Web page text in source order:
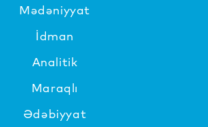
Mədəniyyat
İdman
Analitik
Maraqlı
Ədəbiyyat